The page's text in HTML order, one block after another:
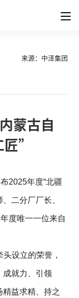
来源：中泽集团
蒙古自
匠”
二分厂厂长、
度唯一一位来自
成就力、引领
精益求精、持之